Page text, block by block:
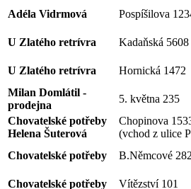
Adéla Vidrmová
Pospíšilova
U Zlatého retrívra
Kadaňská 5608
U Zlatého retrívra Hornická 1472
Milan Domlátil -
prodejna
5. května 235
Chovatelské potřeby
Helena Šuterová
Chopinova
(vchod z ulice
Chovatelské potřeby B.Němcové 282
Chovatelské potřeby
Vítězství 101